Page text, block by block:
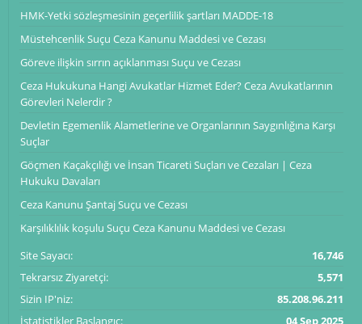
HMK-Yetki sözleşmesinin geçerlilik şartları MADDE-18
Müstehcenlik Suçu Ceza Kanunu Maddesi ve Cezası
Göreve ilişkin sırrın açıklanması Suçu ve Cezası
Ceza Hukukuna Hangi Avukatlar Hizmet Eder? Ceza Avukatlarının
Görevleri Nelerdir ?
Devletin Egemenlik Alametlerine ve Organlarının Saygınlığına Karşı
Suçlar
Göçmen Kaçakçılığı ve İnsan Ticareti Suçları ve Cezaları | Ceza
Hukuku Davaları
Ceza Kanunu Şantaj Suçu ve Cezası
Karşılıklılık koşulu Suçu Ceza Kanunu Maddesi ve Cezası
Site Sayacı:
16,746
Tekrarsız Ziyaretçi:
5,571
Sizin IP'niz:
85.208.96.211
İstatistikler Başlangıç:
04 Sep 2025